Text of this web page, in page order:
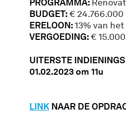
PROGRAMMA:
BUDGET:€ 24.766.000
ERELOON:13% van
VERGOEDING:€ 15.000
UITERSTE
01.02.2023 om 11u
LINK NAAR DE